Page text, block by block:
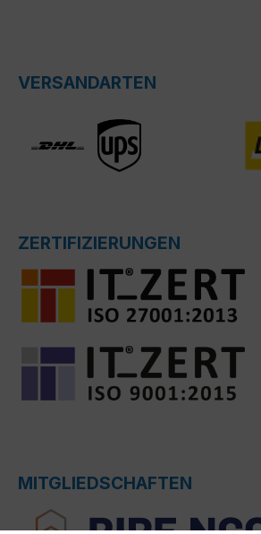
VERSANDARTEN
ZERTIFIZIERUNGEN
MITGLIEDSCHAFTEN